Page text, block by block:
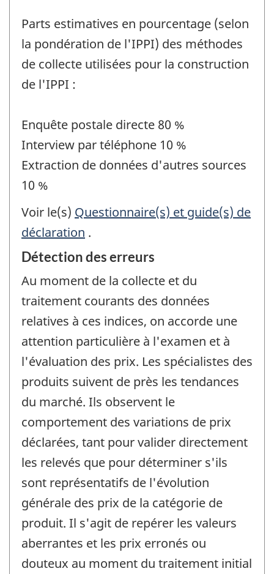
Parts estimatives en pourcentage (selon
la pondération de l'IPPI) des méthodes
de collecte utilisées pour la construction
de l'IPPI :
Enquête postale directe 80 %
Interview par téléphone 10 %
Extraction de données d'autres sources
10 %
Voir le(s) Questionnaire(s) et guide(s) de
déclaration .
Détection des erreurs
Au moment de la collecte et du
traitement courants des données
relatives à ces indices, on accorde une
attention particulière à l'examen et à
l'évaluation des prix. Les spécialistes des
produits suivent de près les tendances
du marché. Ils observent le
comportement des variations de prix
déclarées, tant pour valider directement
les relevés que pour déterminer s'ils
sont représentatifs de l'évolution
générale des prix de la catégorie de
produit. Il s'agit de repérer les valeurs
aberrantes et les prix erronés ou
douteux au moment du traitement initial